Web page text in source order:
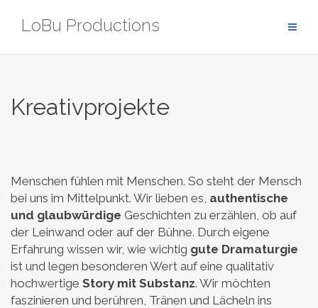
LoBu Productions
Kreativprojekte
Menschen fühlen mit Menschen. So steht der Mensch
bei uns im Mittelpunkt. Wir lieben es, authentische
und glaubwürdige Geschichten zu erzählen, ob auf
der Leinwand oder auf der Bühne. Durch eigene
Erfahrung wissen wir, wie wichtig gute Dramaturgie
ist und legen besonderen Wert auf eine qualitativ
hochwertige Story mit Substanz. Wir möchten
faszinieren und berühren, Tränen und Lächeln ins